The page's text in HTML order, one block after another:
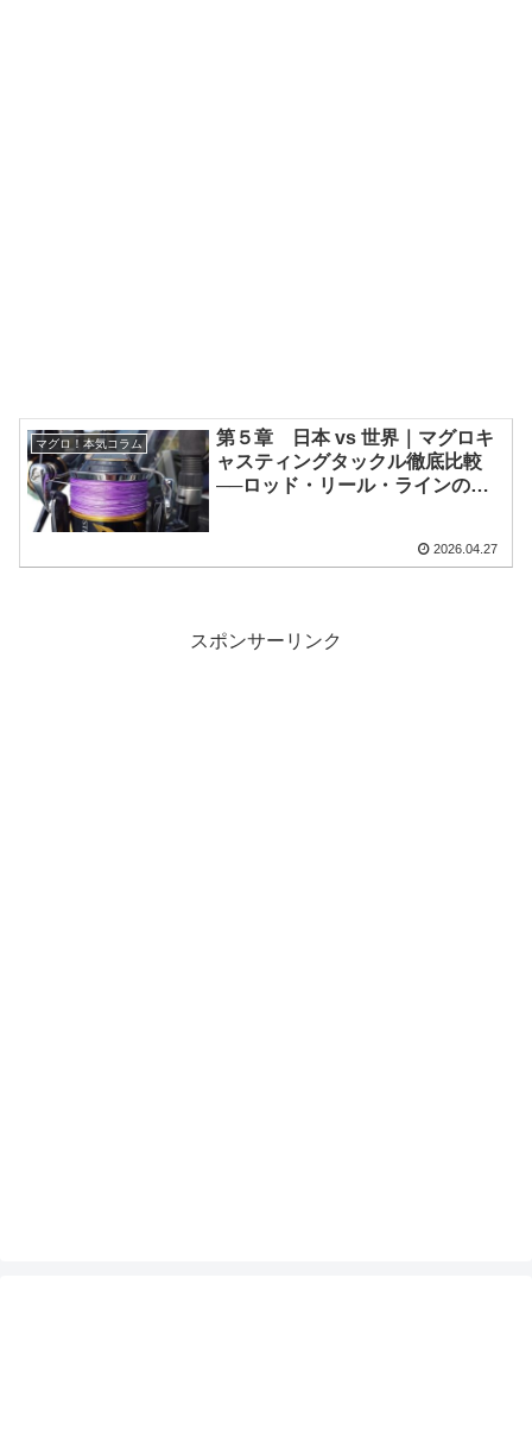
マグロ！本気コラム
第５章 日本 vs 世界｜マグロキ
ャスティングタックル徹底比較
──ロッド・リール・ラインの思
2026.04.27
スポンサーリンク